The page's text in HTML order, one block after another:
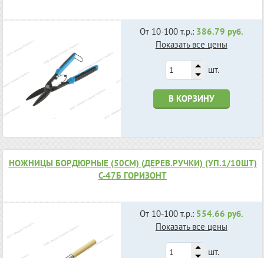
От 10-100 т.р.: 386.79 руб.
Показать все цены
шт.
В КОРЗИНУ
НОЖНИЦЫ БОРДЮРНЫЕ (50СМ) (ДЕРЕВ.РУЧКИ) (УП.1/10ШТ)
С-47Б ГОРИЗОНТ
От 10-100 т.р.: 554.66 руб.
Показать все цены
шт.